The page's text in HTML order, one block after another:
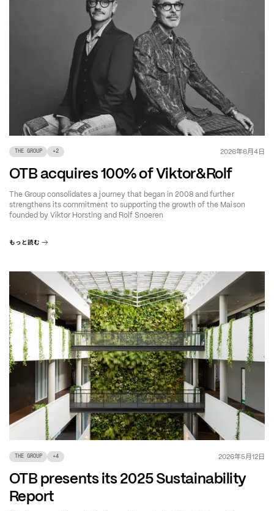
THE GROUP +2 2026年6月4日
OTB acquires 100% of Viktor&Rolf
The Group consolidates a journey that began in 2008 and further
strengthens its commitment to supporting the growth of the Maison
founded by Viktor Horsting and Rolf Snoeren
もっと読む
THE GROUP +4 2026年5月12日
OTB presents its 2025 Sustainability
Report